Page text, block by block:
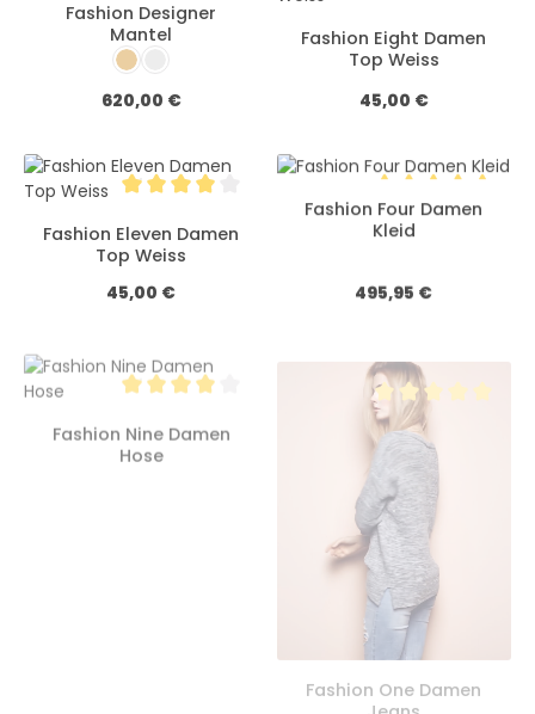
Fashion Designer
Mantel
BeigeGrau
Regulärer Preis:
620,00 €
Fashion Eight Damen
Top Weiss
Regulärer Preis:
45,00 €
Durchschnittliche Bewertung von 4 von 5 Sternen
Fashion Eleven Damen
Top Weiss
Regulärer Preis:
45,00 €
Durchschnittliche
Fashion Four Damen
Kleid
Regulärer Preis:
495,95 €
Durchschnittliche Bewertung von 4 von 5 Sternen
Fashion Nine Damen
Hose
Durchschnittliche
Fashion One Damen
Jeans